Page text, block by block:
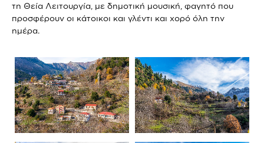
τη Θεία Λειτουργία, με δημοτική μουσική, φαγητό που
προσφέρουν οι κάτοικοι και γλέντι και χορό όλη την
ημέρα.